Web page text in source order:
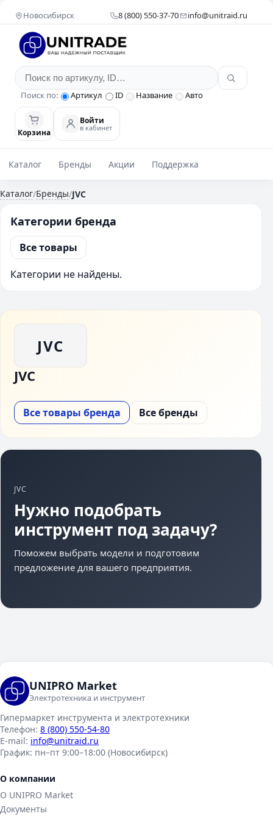
Новосибирск 8 (800) 550-37-70 info@unitraid.ru
Поиск по: Артикул ID Название Авто
Корзина
Войти
в кабинет
Каталог Бренды Акции Поддержка
Каталог/Бренды/JVC
Категории бренда
Все товары
Категории не найдены.
JVC
JVC
Все товары бренда Все бренды
JVC
Нужно подобрать
инструмент под задачу?
Поможем выбрать модели и подготовим
предложение для вашего предприятия.
UNIPRO Market
Электротехника и инструмент
Гипермаркет инструмента и электротехники
Телефон: 8 (800) 550-54-80
E-mail: info@unitraid.ru
График: пн–пт 9:00–18:00 (Новосибирск)
О компании
О UNIPRO Market
Документы